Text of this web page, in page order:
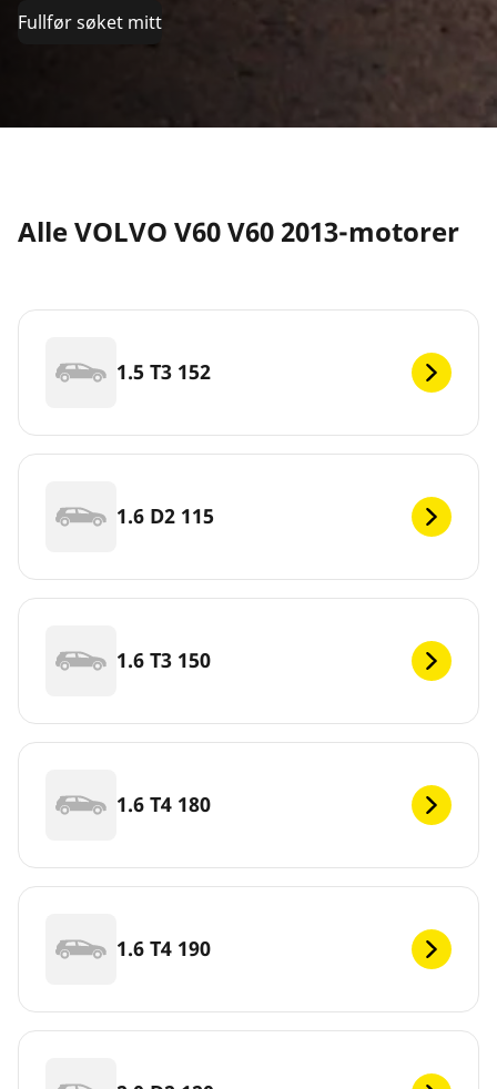
Fullfør søket mitt
Alle VOLVO V60 V60 2013-motorer
1.5 T3 152
1.6 D2 115
1.6 T3 150
1.6 T4 180
1.6 T4 190